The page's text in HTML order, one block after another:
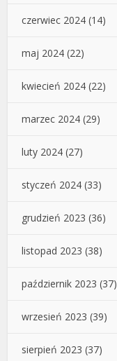
czerwiec 2024 (14)
maj 2024 (22)
kwiecień 2024 (22)
marzec 2024 (29)
luty 2024 (27)
styczeń 2024 (33)
grudzień 2023 (36)
listopad 2023 (38)
październik 2023 (37)
wrzesień 2023 (39)
sierpień 2023 (37)